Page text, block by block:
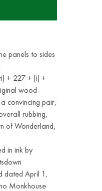
panels to sides
+ 227 + [i] +
wood-
convincing pair,
rubbing,
of Wonderland,
in ink by
dated April 1,
Monkhouse